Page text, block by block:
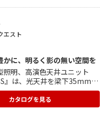
エスト
かに、明るく影の無い空間を
照明、高演色天井ユニット
』は、光天井を梁下35mmで
が可能な高い信頼性とデザイ
えたソリッドな照明ユニット
ペ室・化粧品 /アパレル店
カタログを見る